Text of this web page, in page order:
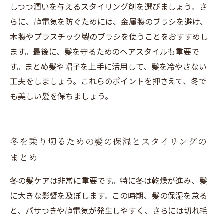
しつつ潤いを与えるスタイリング剤を選びましょう。さ
らに、静電気を防ぐためには、金属製のブラシを避け、
木製やプラスチック製のブラシを使うことをおすすめし
ます。最後に、髪を守るためのヘアスタイルも重要で
す。まとめ髪や帽子を上手に活用して、髪を冷やさない
工夫をしましょう。これらのポイントを押さえて、冬で
も美しい髪を保ちましょう。
冬を乗り切るための髪の保湿とスタイリングの
まとめ
冬の髪ケアは非常に重要です。特に冬は乾燥が進み、髪
に大きな影響を及ぼします。この時期、髪の保湿を怠る
と、パサつきや静電気が発生しやすく、さらには切れ毛